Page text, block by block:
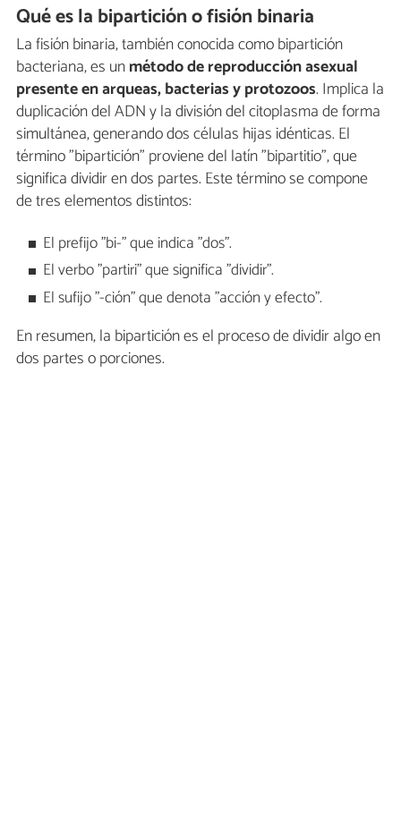
Qué es la bipartición o fisión binaria
La fisión binaria, también conocida como bipartición
bacteriana, es unmétodo de reproducción asexual
presente en arqueas, bacterias y protozoos. Implica la
duplicación del ADN y la división del citoplasma de forma
simultánea, generando dos células hijas idénticas. El
término "bipartición" proviene del latín "bipartitio", que
significa dividir en dos partes. Este término se compone
de tres elementos distintos:
El prefijo "bi-" que indica "dos".
El verbo "partiri" que significa "dividir".
El sufijo "-ción" que denota "acción y efecto".
En resumen, la bipartición es el proceso de dividir algo en
dos partes o porciones.